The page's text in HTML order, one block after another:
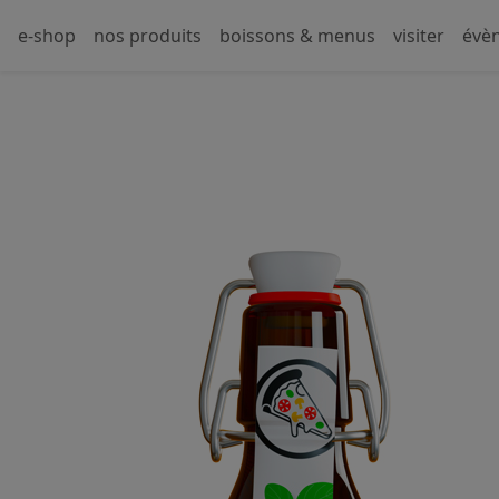
e-shop nos produits boissons & menus visiter